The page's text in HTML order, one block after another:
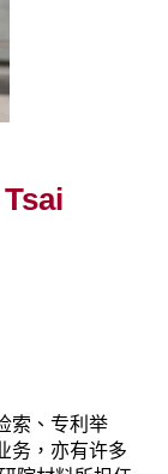
索、专利举
务，亦有许多